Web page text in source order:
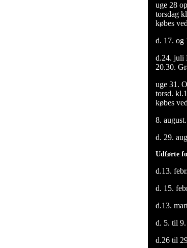
uge 28
torsdag
købes
d. 17. og
d.24. juli
20.30.
uge 31.
torsd.
købes
8.
d. 29.
Udførte
d.13.
d. 15.
d.13.
d. 5. til
d.26 til